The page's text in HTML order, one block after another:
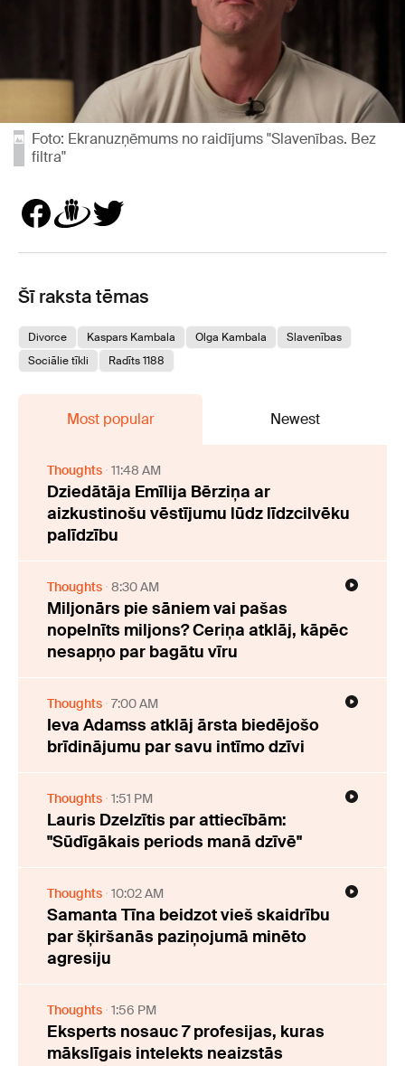
Foto: Ekranuzņēmums no raidījums "Slavenības. Bez
filtra"
Šī raksta tēmas
Divorce Kaspars Kambala Olga Kambala
Slavenības
Sociālie tīkli
Radīts 1188
Most popular Newest
Thoughts 11:48 AM
Dziedātāja Emīlija Bērziņa ar
aizkustinošu vēstījumu lūdz līdzcilvēku
palīdzību
Thoughts 8:30 AM
Miljonārs pie sāniem vai pašas
nopelnīts miljons? Ceriņa atklāj, kāpēc
nesapņo par bagātu vīru
Thoughts 7:00 AM
Ieva Adamss atklāj ārsta biedējošo
brīdinājumu par savu intīmo dzīvi
Thoughts 1:51 PM
Lauris Dzelzītis par attiecībām:
"Sūdīgākais periods manā dzīvē"
Thoughts 10:02 AM
Samanta Tīna beidzot vieš skaidrību
par šķiršanās paziņojumā minēto
agresiju
Thoughts 1:56 PM
Eksperts nosauc 7 profesijas, kuras
mākslīgais intelekts neaizstās